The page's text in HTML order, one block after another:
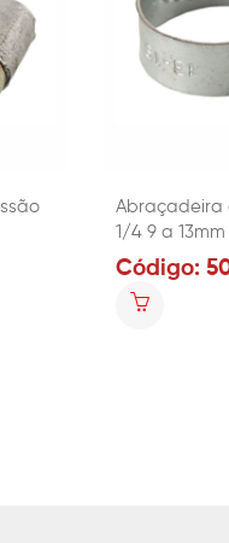
Abraçadeira
1/4 9 a 13mm
Código: